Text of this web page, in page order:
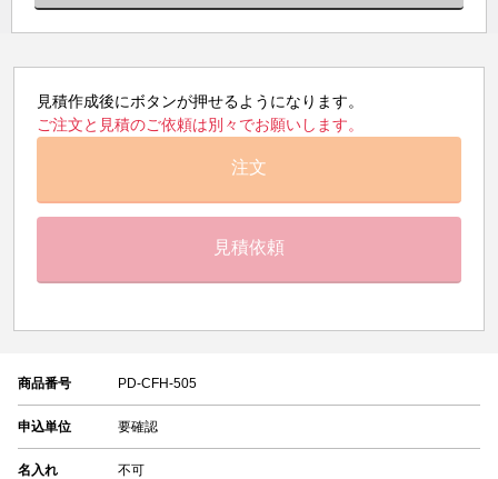
見積作成後にボタンが押せるようになります。
ご注文と見積のご依頼は別々でお願いします。
注文
見積依頼
商品番号 PD-CFH-505
申込単位 要確認
名入れ 不可